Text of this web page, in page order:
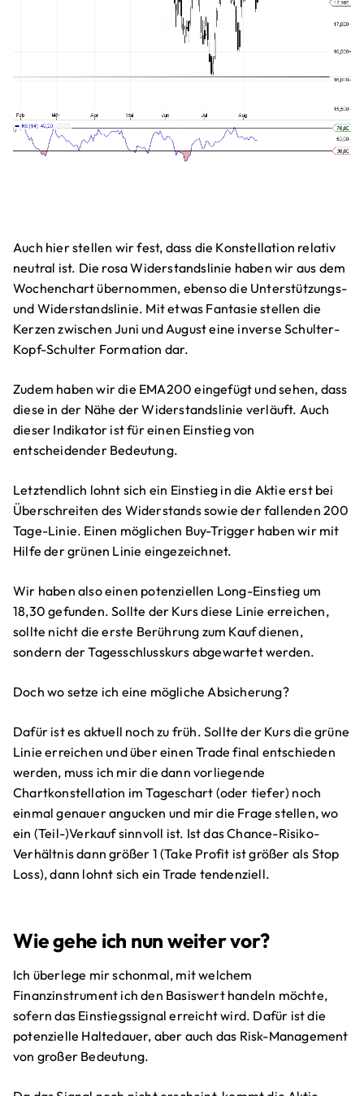
Auch hier stellen wir fest, dass die Konstellation relativ
neutral ist. Die rosa Widerstandslinie haben wir aus dem
Wochenchart übernommen, ebenso die Unterstützungs-
und Widerstandslinie. Mit etwas Fantasie stellen die
Kerzen zwischen Juni und August eine inverse Schulter-
Kopf-Schulter Formation dar.
Zudem haben wir die EMA200 eingefügt und sehen, dass
diese in der Nähe der Widerstandslinie verläuft. Auch
dieser Indikator ist für einen Einstieg von
entscheidender Bedeutung.
Letztendlich lohnt sich ein Einstieg in die Aktie erst bei
Überschreiten des Widerstands sowie der fallenden 200
Tage-Linie. Einen möglichen Buy-Trigger haben wir mit
Hilfe der grünen Linie eingezeichnet.
Wir haben also einen potenziellen Long-Einstieg um
18,30 gefunden. Sollte der Kurs diese Linie erreichen,
sollte nicht die erste Berührung zum Kauf dienen,
sondern der Tagesschlusskurs abgewartet werden.
Doch wo setze ich eine mögliche Absicherung?
Dafür ist es aktuell noch zu früh. Sollte der Kurs die grüne
Linie erreichen und über einen Trade final entschieden
werden, muss ich mir die dann vorliegende
Chartkonstellation im Tageschart (oder tiefer) noch
einmal genauer angucken und mir die Frage stellen, wo
ein (Teil-)Verkauf sinnvoll ist. Ist das Chance-Risiko-
Verhältnis dann größer 1 (Take Profit ist größer als Stop
Loss), dann lohnt sich ein Trade tendenziell.
Wie gehe ich nun weiter vor?
Ich überlege mir schonmal, mit welchem
Finanzinstrument ich den Basiswert handeln möchte,
sofern das Einstiegssignal erreicht wird. Dafür ist die
potenzielle Haltedauer, aber auch das Risk-Management
von großer Bedeutung.